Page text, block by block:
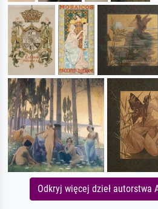
Odkryj więcej dzieł autorstwa